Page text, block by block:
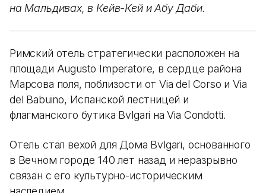
на Мальдивах, в Кейв-Кей и Абу Даби.
Римский отель стратегически расположен на
площади Augusto Imperatore, в сердце района
Марсова поля, поблизости от Via del Corso и Via
del Babuino, Испанской лестницей и
флагманского бутика Bvlgari на Via Condotti.
Отель стал вехой для Дома Bvlgari, основанного
в Вечном городе 140 лет назад и неразрывно
связан с его культурно-историческим